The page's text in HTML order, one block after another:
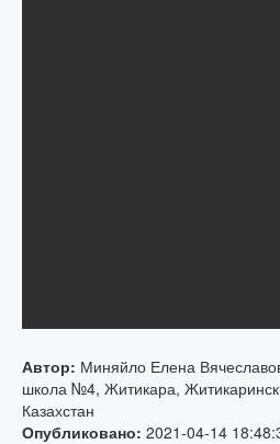
Автор: Миняйло Елена
школа №4, Житикара,
Казахстан
Опубликовано: 2021-04-14